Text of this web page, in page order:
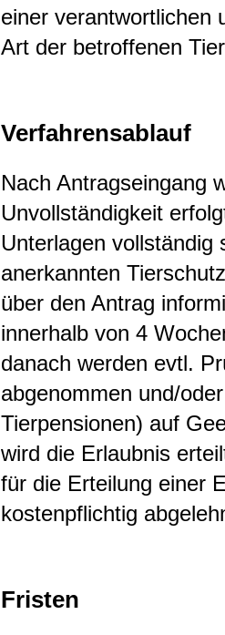
einer verantwortlichen
Art der betroffenen
Verfahrensablauf
Nach Antragseingang
Unvollständigkeit
Unterlagen vollständig
anerkannten
über den Antrag
innerhalb von 4
danach werden evtl.
abgenommen und/
Tierpensionen) auf
wird die Erlaubnis
für die Erteilung einer
kostenpflichtig
Fristen